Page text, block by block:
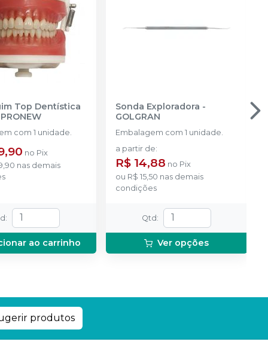
Top Dentística
PRONEW
com 1 unidade.
no Pix
nas demais
:
ao carrinho
Sonda Exploradora -
GOLGRAN
Embalagem com 1 unidade.
a partir de:
R$ 14,88 no Pix
ou R$ 15,50 nas demais
condições
Qtd :
Ver opções
produtos